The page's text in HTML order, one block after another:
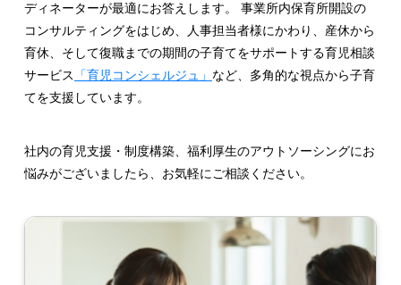
ディネーターが最適にお答えします。 事業所内保育所開設の
コンサルティングをはじめ、人事担当者様にかわり、産休から
育休、そして復職までの期間の子育てをサポートする育児相談
サービス
「育児コンシェルジュ」 など、多角的な視点から子育
てを支援しています。
社内の育児支援・制度構築、福利厚生のアウトソーシングにお
悩みがございましたら、お気軽にご相談ください。